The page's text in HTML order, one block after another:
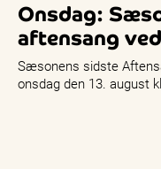
Onsdag:
aftensang
Sæsonens sidste
onsdag den 13. august